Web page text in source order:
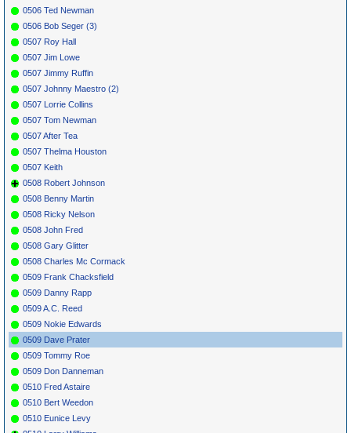
0506 Ted Newman
0506 Bob Seger (3)
0507 Roy Hall
0507 Jim Lowe
0507 Jimmy Ruffin
0507 Johnny Maestro (2)
0507 Lorrie Collins
0507 Tom Newman
0507 After Tea
0507 Thelma Houston
0507 Keith
0508 Robert Johnson
0508 Benny Martin
0508 Ricky Nelson
0508 John Fred
0508 Gary Glitter
0508 Charles Mc Cormack
0509 Frank Chacksfield
0509 Danny Rapp
0509 A.C. Reed
0509 Nokie Edwards
0509 Dave Prater
0509 Tommy Roe
0509 Don Danneman
0510 Fred Astaire
0510 Bert Weedon
0510 Eunice Levy